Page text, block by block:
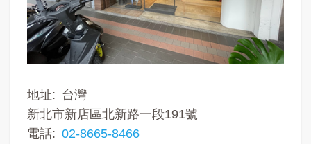
地址
台灣
新北市新店區北新路一段191號
電話
02-8665-8466